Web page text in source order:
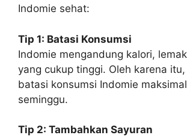
Indomie sehat:
Tip 1: Batasi Konsumsi
Indomie mengandung kalori,
yang cukup tinggi. Oleh karena
batasi konsumsi Indomie
seminggu.
Tip 2: Tambahkan Sayuran